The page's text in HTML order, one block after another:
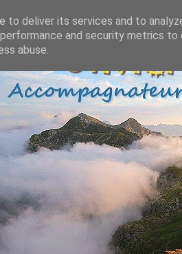
to deliver its services and to
and security metrics
abuse.